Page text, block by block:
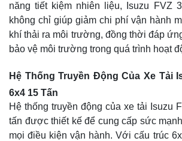
năng tiết kiệm nhiên liệu, Isuzu FVZ
không chỉ giúp giảm chi phí vận hành
khí thải ra môi trường, đồng thời đáp
bảo vệ môi trường trong quá trình hoạt
Hệ Thống Truyền Động Của Xe Tải
6x4 15 Tấn
Hệ thống truyền động của xe tải Isuzu
tấn được thiết kế để cung cấp sức
mọi điều kiện vận hành. Với cấu trúc